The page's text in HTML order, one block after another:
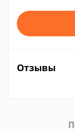
Отзывы